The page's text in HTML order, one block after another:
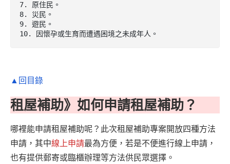
7. 原住民。
8. 災民。
9. 遊民。
10. 因懷孕或生育而遭遇困境之未成年人。
▲回目錄
租屋補助》如何申請租屋補助？
哪裡能申請租屋補助呢？此次租屋補助專案開放四種方法
申請，其中線上申請最為方便，若是不便進行線上申請，
也有提供郵寄或臨櫃辦理等方法供民眾選擇。